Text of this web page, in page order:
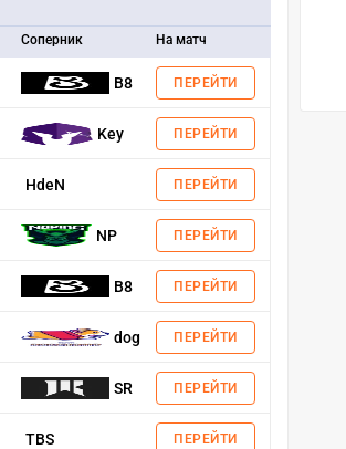
Соперник На матч
B8 ПЕРЕЙТИ
Key ПЕРЕЙТИ
HdeN ПЕРЕЙТИ
NP ПЕРЕЙТИ
B8 ПЕРЕЙТИ
dog ПЕРЕЙТИ
SR ПЕРЕЙТИ
TBS ПЕРЕЙТИ